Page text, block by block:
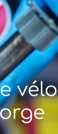
vélo